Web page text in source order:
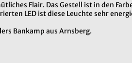
Flair. Das Gestell ist in den
LED ist diese Leuchte sehr
Bankamp aus Arnsberg.